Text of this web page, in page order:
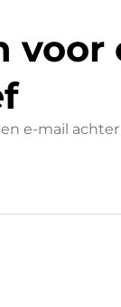
voor
e-mail